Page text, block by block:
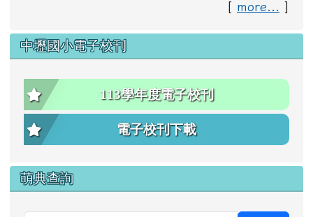
[ more... ]
中壢國小電子校刊
113學年度電子校刊
電子校刊下載
萌典查詢